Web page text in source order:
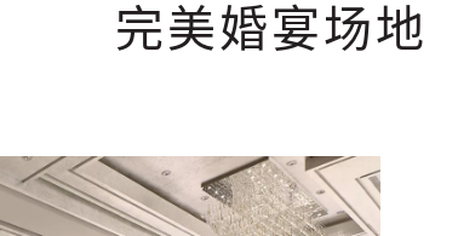
完美婚宴场地